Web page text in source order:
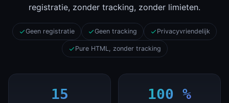
registratie, zonder tracking, zonder limieten.
Geen registratie Geen tracking Privacyvriendelijk
Pure HTML, zonder tracking
15 100 %